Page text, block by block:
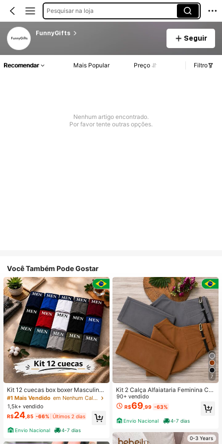
Pesquisar na loja
FunnyGifts
Seguir
Recomendar Mais Popular Preço Filtro
Nenhum artigo encontrado.
Por favor tente outras opções.
Você Também Pode Gostar
Kit 12 cuecas box boxer Masculinas
Premium Microfibra Confort Boxer o
u 4
#1 Mais Vendido
em Nenhum Calções de banho masculinos
1,5k+ vendido
R$24 ,85 -66% Últimos 2 dias
Envio Nacional 4-7 dias
7
Kit 2 Calça Alfaiataria Feminina Co
m Cinto
90+ vendido
R$69 ,99 -63%
Envio Nacional 4-7 dias
0-3 Years